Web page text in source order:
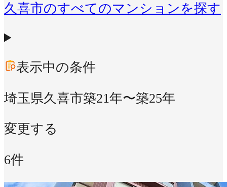
久喜市のすべてのマンションを探す
表示中の条件
埼玉県久喜市築21年〜築25年
変更する
6件